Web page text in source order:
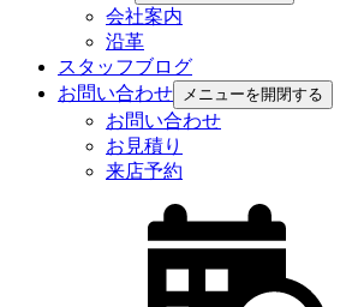
会社案内
沿革
スタッフブログ
お問い合わせ
メニューを開閉する
お問い合わせ
お見積り
来店予約